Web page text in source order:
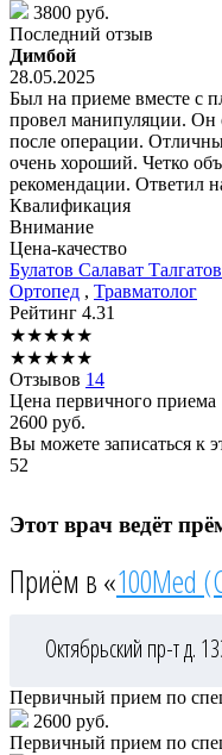
3800 руб.
Последний отзыв
Димбой
28.05.2025
Был на приеме вместе с
провел манипуляции. Он
после операции.
очень хороший. Четко
рекомендации. Ответил
Квалификация
Внимание
Цена-качество
Булатов Салават
Ортопед , Травматолог
Рейтинг 4.31
★★★★★
★★★★★
Отзывов 14
Цена первичного приема
2600 руб.
Вы можете записаться к
52
Этот врач ведёт
Приём в «100Med
Октябрьский пр-т д.
Первичный прием по
2600 руб.
Первичный прием по